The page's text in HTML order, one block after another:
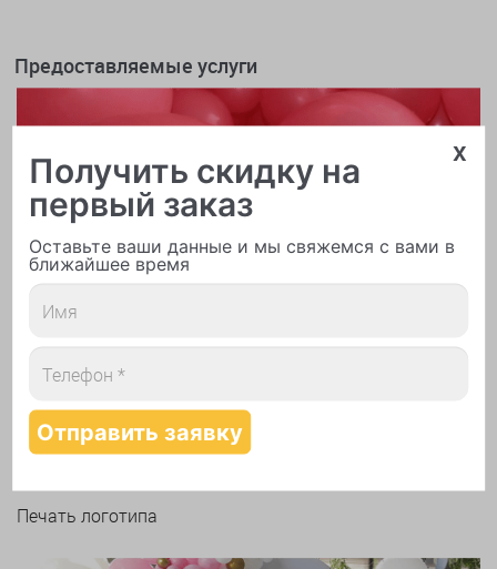
Предоставляемые услуги
Печать логотипа
x
Получить скидку на
первый заказ
Оставьте ваши данные и мы свяжемся с вами в
ближайшее время